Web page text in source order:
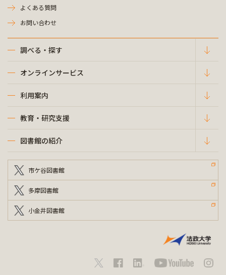
よくある質問
お問い合わせ
調べる・探す
オンラインサービス
利用案内
教育・研究支援
図書館の紹介
市ケ谷図書館
多摩図書館
小金井図書館